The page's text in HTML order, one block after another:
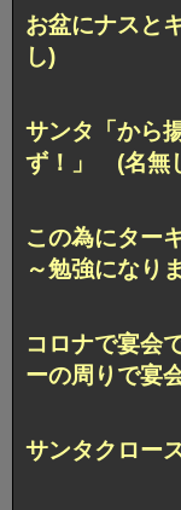
お盆にナスと
し)
サンタ「から
ず！」 (名無
この為にター
～勉強になり
コロナで宴会
ーの周りで宴
サンタクロ